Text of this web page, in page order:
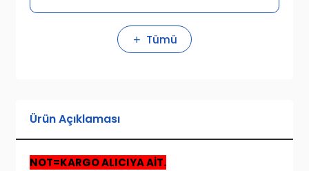
Tümü
Ürün Açıklaması
NOT=KARGO ALICIYA AİT.